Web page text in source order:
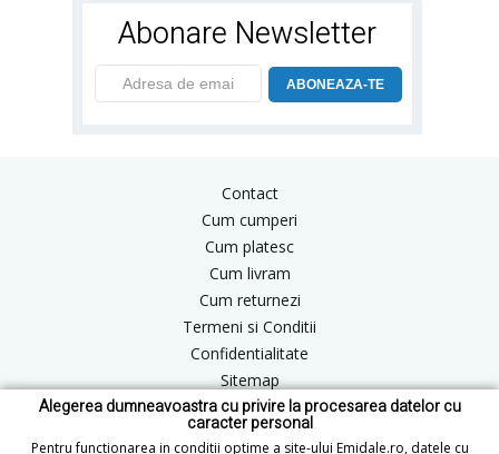
Alegerea dumneavoastra cu privire la procesarea datelor cu
caracter personal
Pentru functionarea in conditii optime a site-ului Emidale.ro, datele cu
Abonare Newsletter
ABONEAZA-TE
Contact
Cum cumperi
Cum platesc
Cum livram
Cum returnezi
Termeni si Conditii
Confidentialitate
Sitemap
Blog
ANPC